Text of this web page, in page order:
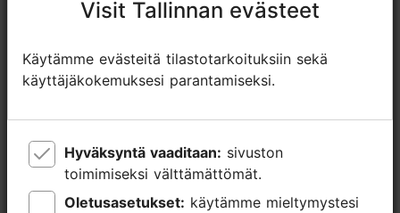
Visit Tallinnan evästeet
Käytämme evästeitä tilastotarkoituksiin sekä
käyttäjäkokemuksesi parantamiseksi.
Hyväksyntä vaaditaan:
toimimiseksi välttämättömät.
Oletusasetukset:
Visit Tallinnan evästeet
Käytämme evästeitä tilastotarkoituksiin sekä
käyttäjäkokemuksesi parantamiseksi.
Hyväksyntä vaaditaan:
toimimiseksi välttämättömät.
Oletusasetukset: